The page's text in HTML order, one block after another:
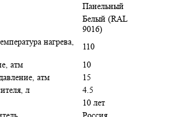
Панельный
Белый (RAL
9016)
нагрева,
110
атм
10
атм
15
л
4.5
10 лет
Россия